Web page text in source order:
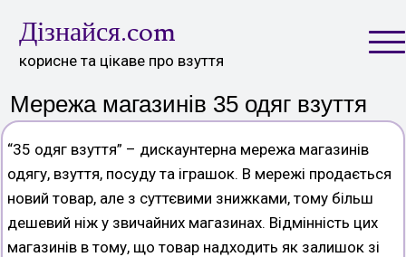
content
Дізнайся.com
корисне та цікаве про взуття
Мережа магазинів 35 одяг взуття
“35 одяг взуття” – дискаунтерна мережа магазинів
одягу, взуття, посуду та іграшок. В мережі продається
новий товар, але з суттєвими знижками, тому більш
дешевий ніж у звичайних магазинах. Відмінність цих
магазинів в тому, що товар надходить як залишок зі